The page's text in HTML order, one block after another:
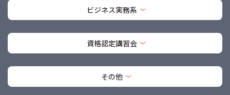
ビジネス実務系
資格認定講習会
その他